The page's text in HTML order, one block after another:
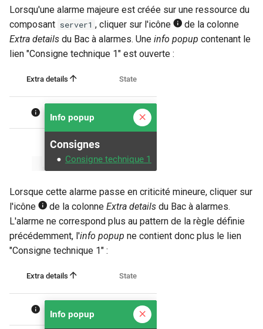
Lorsqu'une alarme majeure est créée sur une ressource du
composant server1 , cliquer sur l'icône
de la colonne
Extra details du Bac à alarmes. Une info popup contenant le
lien "Consigne technique 1" est ouverte :
Lorsque cette alarme passe en criticité mineure, cliquer sur
l'icône
de la colonne Extra details du Bac à alarmes.
L'alarme ne correspond plus au pattern de la règle définie
précédemment, l'info popup ne contient donc plus le lien
"Consigne technique 1" :